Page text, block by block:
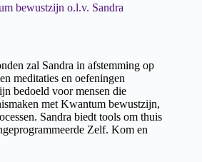
bewustzijn o.l.v. Sandra
zal Sandra in afstemming op
meditaties en oefeningen
bedoeld voor mensen die
met Kwantum bewustzijn,
Sandra biedt tools om thuis
Zelf. Kom en